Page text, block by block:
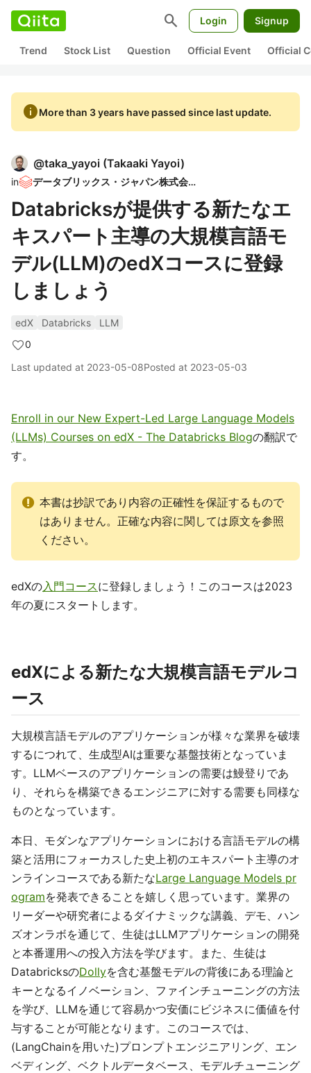
search Login Signup
Trend Stock List Question Official Event Official
infoMore than 3 years have passed since last update.
@taka_yayoi (Takaaki Yayoi)
in データブリックス・ジャパン株式会社
Databricksが提供する新たなエ
キスパート主導の大規模言語モ
デル(LLM)のedXコースに登録
しましょう
edX Databricks
LLM
0
Last updated at 2023-05-08Posted at 2023-05-03
Enroll in our New Expert-Led Large Language Models
(LLMs) Courses on edX - The Databricks Blogの翻訳で
す。
本書は抄訳であり内容の正確性を保証するもので
はありません。正確な内容に関しては原文を参照
ください。
edXの入門コースに登録しましょう！このコースは2023
年の夏にスタートします。
edXによる新たな大規模言語モデルコ
ース
大規模言語モデルのアプリケーションが様々な業界を破壊
するにつれて、生成型AIは重要な基盤技術となっていま
す。LLMベースのアプリケーションの需要は鰻登りであ
り、それらを構築できるエンジニアに対する需要も同様な
ものとなっています。
本日、モダンなアプリケーションにおける言語モデルの構
築と活用にフォーカスした史上初のエキスパート主導のオ
ンラインコースである新たなLarge Language Models pr
ogramを発表できることを嬉しく思っています。業界の
リーダーや研究者によるダイナミックな講義、デモ、ハン
ズオンラボを通じて、生徒はLLMアプリケーションの開発
と本番運用への投入方法を学びます。また、生徒は
DatabricksのDollyを含む基盤モデルの背後にある理論と
キーとなるイノベーション、ファインチューニングの方法
を学び、LLMを通じて容易かつ安価にビジネスに価値を付
与することが可能となります。このコースでは、
(LangChainを用いた)プロンプトエンジニアリング、エン
ベディング、ベクトルデータベース、モデルチューニング